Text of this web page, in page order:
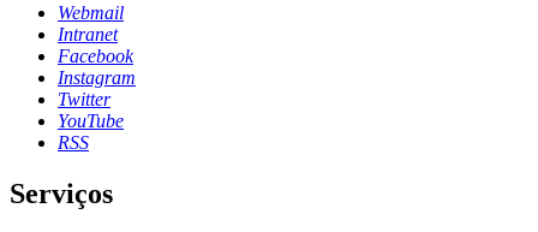
Webmail
Intranet
Facebook
Instagram
Twitter
YouTube
RSS
Serviços